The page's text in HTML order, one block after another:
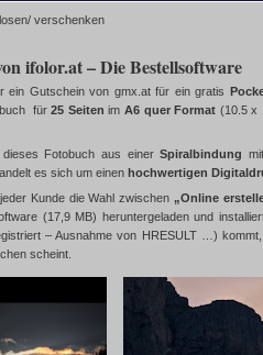
verschenken
ifolor.at – Die Bestellsoftware
ein Gutschein von gmx.at für ein gratis
für25 Seiten imA6 quer Format (10.5 x
Fotobuch aus einerSpiralbindung
es sich um einen hochwertigen
Kunde die Wahl zwischen „Online
(17,9 MB) heruntergeladen und
– Ausnahme von HRESULT …)
scheint.